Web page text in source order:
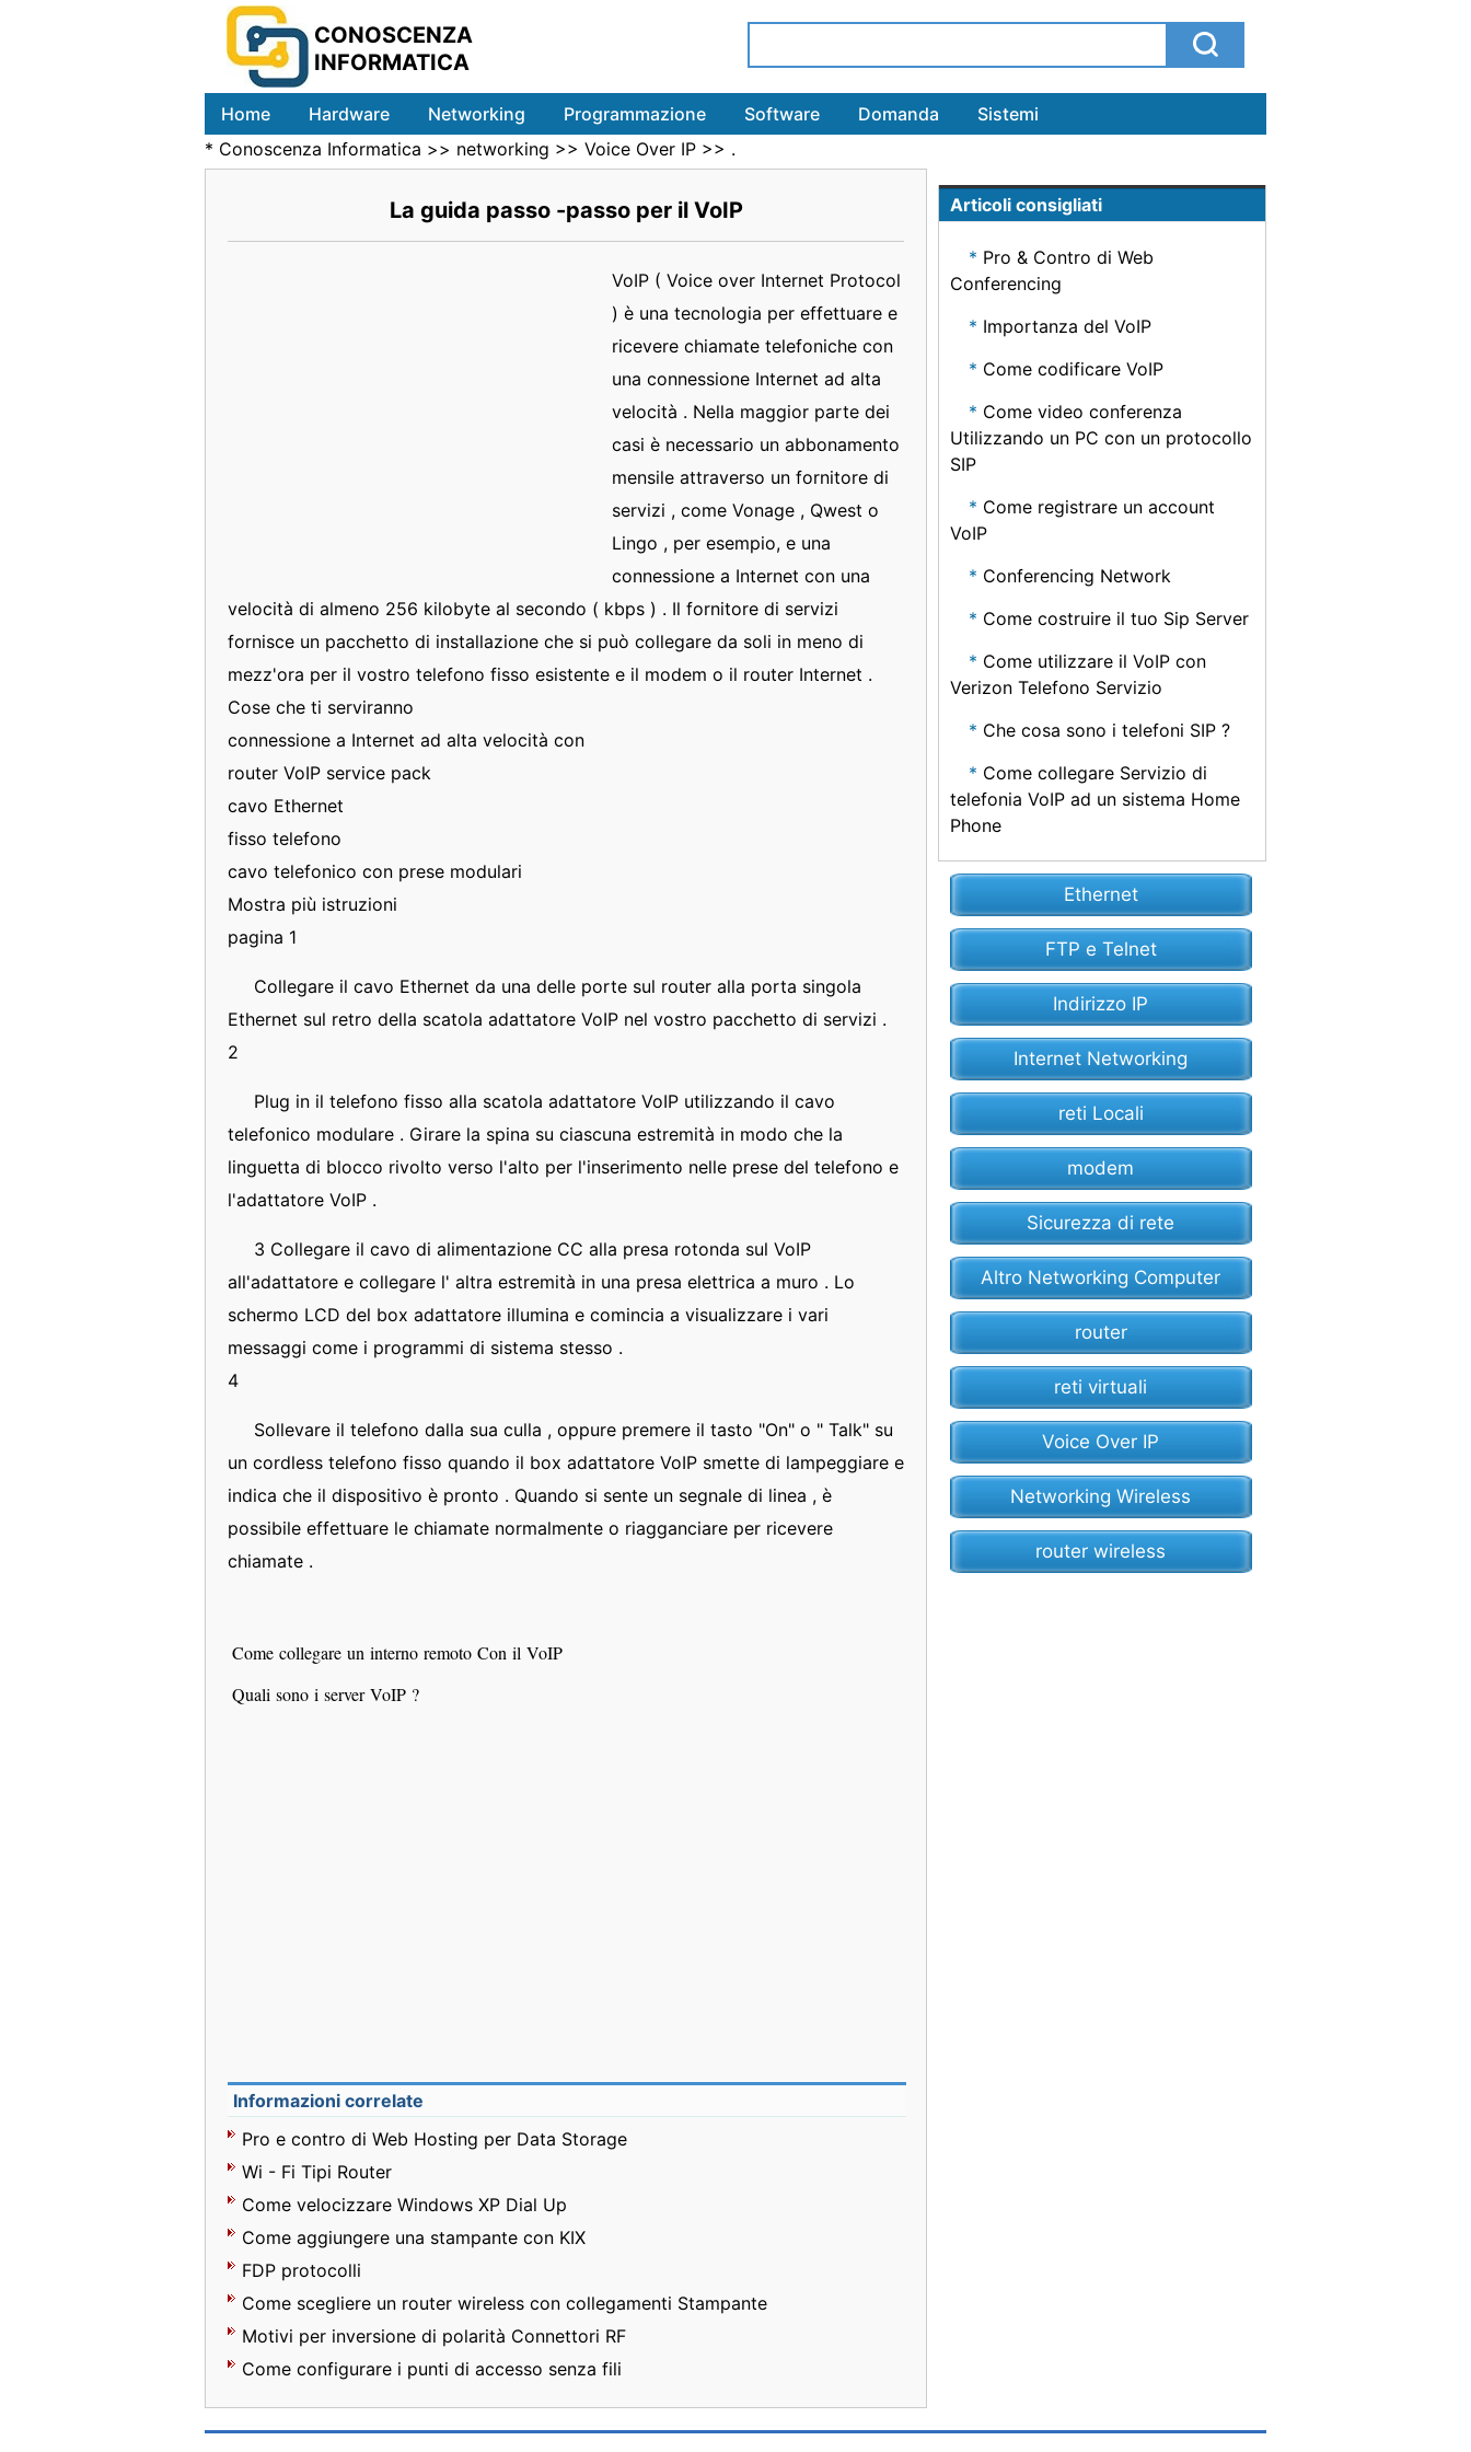
CONOSCENZA
INFORMATICA
Home Hardware Networking Programmazione Software Domanda
Sistemi
* Conoscenza Informatica >> networking >> Voice Over IP >> .
La guida passo -passo per il VoIP
VoIP ( Voice over Internet Protocol
) è una tecnologia per effettuare e
ricevere chiamate telefoniche con
una connessione Internet ad alta
velocità . Nella maggior parte dei
casi è necessario un abbonamento
mensile attraverso un fornitore di
servizi , come Vonage , Qwest o
Lingo , per esempio, e una
connessione a Internet con una
velocità di almeno 256 kilobyte al secondo ( kbps ) . Il fornitore di servizi
fornisce un pacchetto di installazione che si può collegare da soli in meno di
mezz'ora per il vostro telefono fisso esistente e il modem o il router Internet .
Cose che ti serviranno
connessione a Internet ad alta velocità con
router VoIP service pack
cavo Ethernet
fisso telefono
cavo telefonico con prese modulari
Mostra più istruzioni
pagina 1
Collegare il cavo Ethernet da una delle porte sul router alla porta singola
Ethernet sul retro della scatola adattatore VoIP nel vostro pacchetto di servizi .
2
Plug in il telefono fisso alla scatola adattatore VoIP utilizzando il cavo
telefonico modulare . Girare la spina su ciascuna estremità in modo che la
linguetta di blocco rivolto verso l'alto per l'inserimento nelle prese del telefono e
l'adattatore VoIP .
3 Collegare il cavo di alimentazione CC alla presa rotonda sul VoIP
all'adattatore e collegare l' altra estremità in una presa elettrica a muro . Lo
schermo LCD del box adattatore illumina e comincia a visualizzare i vari
messaggi come i programmi di sistema stesso .
4
Sollevare il telefono dalla sua culla , oppure premere il tasto "On" o " Talk" su
un cordless telefono fisso quando il box adattatore VoIP smette di lampeggiare e
indica che il dispositivo è pronto . Quando si sente un segnale di linea , è
possibile effettuare le chiamate normalmente o riagganciare per ricevere
chiamate .
Come collegare un interno remoto Con il VoIP
Quali sono i server VoIP ?
Informazioni correlate
Pro e contro di Web Hosting per Data Storage
Wi - Fi Tipi Router
Come velocizzare Windows XP Dial Up
Come aggiungere una stampante con KIX
FDP protocolli
Come scegliere un router wireless con collegamenti Stampante
Motivi per inversione di polarità Connettori RF
Come configurare i punti di accesso senza fili
Articoli consigliati
Pro & Contro di Web
Conferencing
Importanza del VoIP
Come codificare VoIP
Come video conferenza
Utilizzando un PC con un protocollo
SIP
Come registrare un account
VoIP
Conferencing Network
Come costruire il tuo Sip Server
Come utilizzare il VoIP con
Verizon Telefono Servizio
Che cosa sono i telefoni SIP ?
Come collegare Servizio di
telefonia VoIP ad un sistema Home
Phone
Ethernet
FTP e Telnet
Indirizzo IP
Internet Networking
reti Locali
modem
Sicurezza di rete
Altro Networking Computer
router
reti virtuali
Voice Over IP
Networking Wireless
router wireless